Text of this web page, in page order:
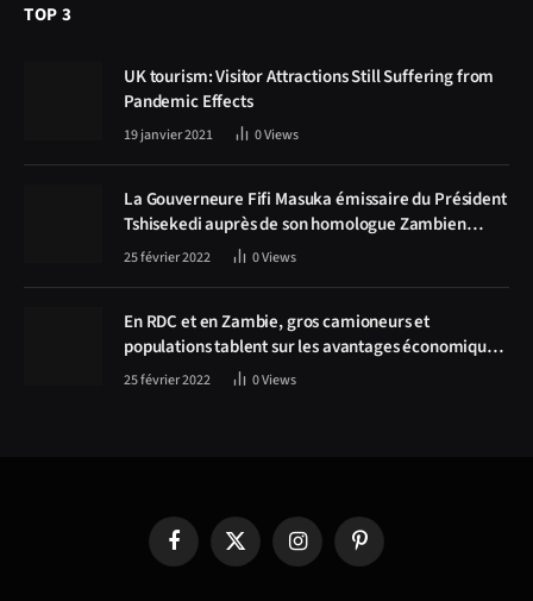
TOP 3
UK tourism: Visitor Attractions Still Suffering from
Pandemic Effects
19 janvier 2021 0Views
La Gouverneure Fifi Masuka émissaire du Président
Tshisekedi auprès de son homologue Zambien
Hichilema, la construction de la route Kolwezi -
25 février 2022 0Views
En RDC et en Zambie, gros camioneurs et
populations tablent sur les avantages économiques
de la route Kolwezi-Solwezi
25 février 2022 0Views
FacebookX
(Twitter)
InstagramPinterest